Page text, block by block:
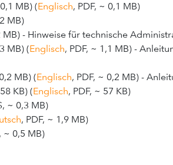
MB) (Englisch, PDF, ~ 0,1 MB)
MB)
MB) - Hinweise für technische
MB) (Englisch, PDF, ~ 1,1 MB) -
MB) (Englisch, PDF, ~ 0,2 MB) -
KB) (Englisch, PDF, ~ 57 KB)
~ 0,3 MB)
, PDF, ~ 1,9 MB)
, ~ 0,5 MB)